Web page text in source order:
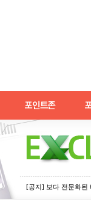
[공지] 보다 전문화된